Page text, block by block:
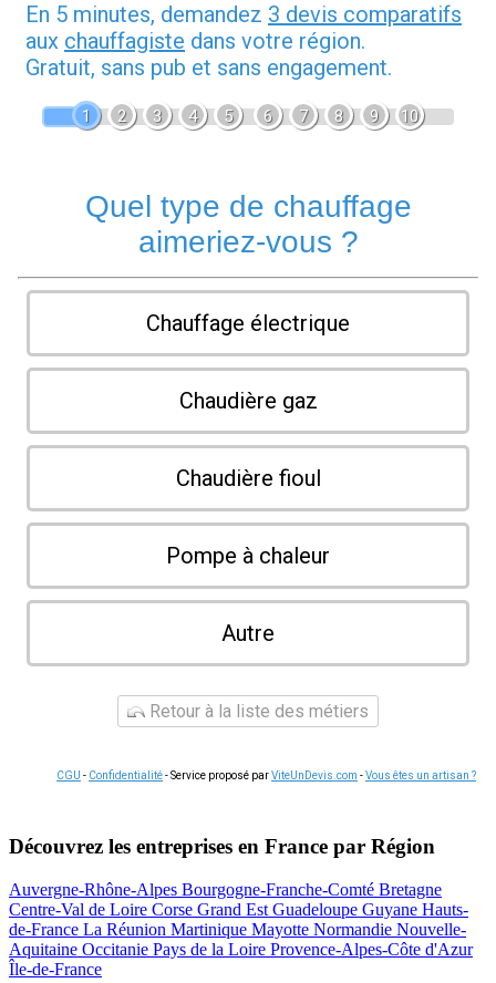
En 5 minutes, demandez 3 devis comparatifs
aux chauffagiste dans votre région.
Gratuit, sans pub et sans engagement.
1 2 3 4 5 6 7 8 9 10
Quel type de chauffage
aimeriez-vous ?
Chauffage électrique
Chaudière gaz
Chaudière fioul
Pompe à chaleur
Autre
Retour à la liste des métiers
CGU - Confidentialité- Service proposé parViteUnDevis.com -Vous êtes un artisan ?
Découvrez les entreprises en France par Région
Auvergne-Rhône-Alpes Bourgogne-Franche-Comté Bretagne
Centre-Val de Loire Corse Grand Est Guadeloupe Guyane Hauts-
de-France La Réunion Martinique Mayotte Normandie Nouvelle-
Aquitaine Occitanie Pays de la Loire Provence-Alpes-Côte d'Azur
Île-de-France